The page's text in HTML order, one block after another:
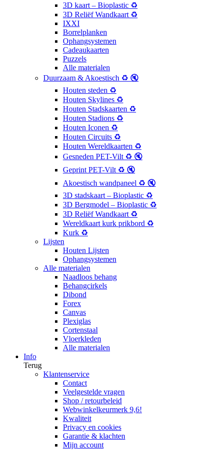
3D kaart – Bioplastic ♻️
3D Reliëf Wandkaart ♻️
IXXI
Borrelplanken
Ophangsystemen
Cadeaukaarten
Puzzels
Alle materialen
Duurzaam & Akoestisch ♻️ 🔇
Houten steden ♻️
Houten Skylines ♻️
Houten Stadskaarten ♻️
Houten Stadions ♻️
Houten Iconen ♻️
Houten Circuits ♻️
Houten Wereldkaarten ♻️
Gesneden PET-Vilt ♻️ 🔇
Geprint PET-Vilt ♻️ 🔇
Akoestisch wandpaneel ♻️ 🔇
3D stadskaart – Bioplastic ♻️
3D Bergmodel – Bioplastic ♻️
3D Reliëf Wandkaart ♻️
Wereldkaart kurk prikbord ♻️
Kurk ♻️
Lijsten
Houten Lijsten
Ophangsystemen
Alle materialen
Naadloos behang
Behangcirkels
Dibond
Forex
Canvas
Plexiglas
Cortenstaal
Vloerkleden
Alle materialen
Info
Terug
Klantenservice
Contact
Veelgestelde vragen
Shop / retourbeleid
Webwinkelkeurmerk 9,6!
Kwaliteit
Privacy en cookies
Garantie & klachten
Mijn account